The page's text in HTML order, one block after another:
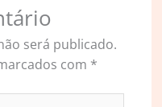
será publicado.
com *